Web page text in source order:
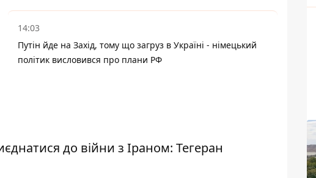
14:03
Путін йде на Захід, тому що загруз в Україні - німецький
політик висловився про плани РФ
до війни з Іраном: Тегеран